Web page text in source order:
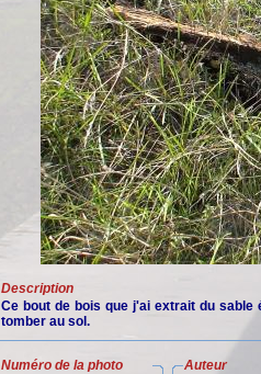
Description
Ce bout de bois que j'ai extrait du sable
tomber au sol.
Numéro de la photo
Auteur